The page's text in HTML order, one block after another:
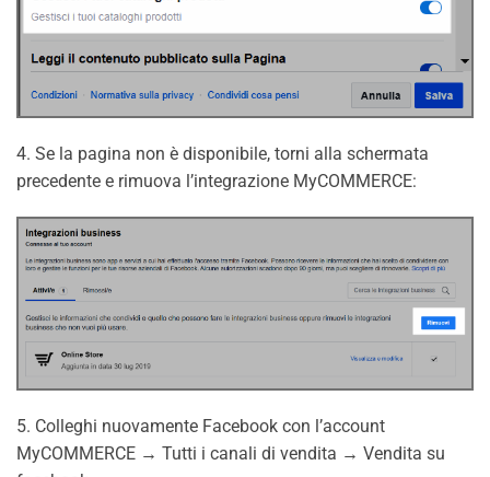
4. Se la pagina non è disponibile, torni alla schermata
precedente e rimuova l’integrazione MyCOMMERCE:
5. Colleghi nuovamente Facebook con l’account
MyCOMMERCE → Tutti i canali di vendita → Vendita su